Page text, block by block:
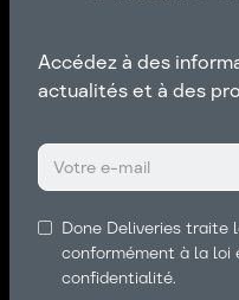
Accédez à des
actualités et à des
Done Deliveries traite
conformément à la loi
confidentialité.